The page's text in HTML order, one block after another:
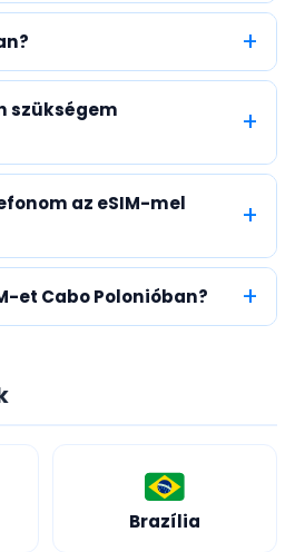
szükségem
az eSIM-mel
et Cabo Polonióban?
Brazília